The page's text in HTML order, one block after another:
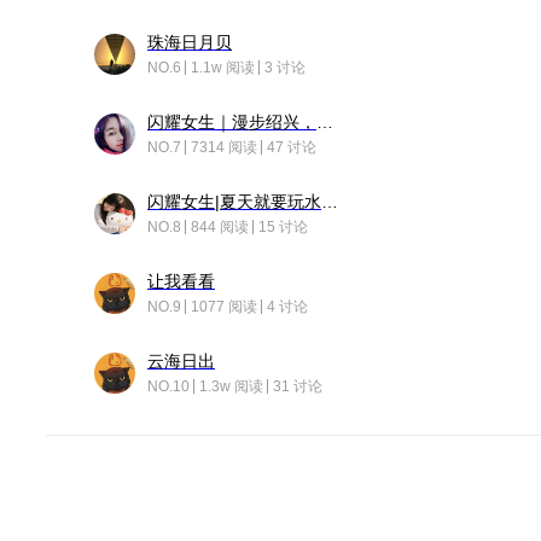
珠海日月贝
NO.6 1.1w 阅读 3 讨论
NO.7 7314 阅读 47 讨论
NO.8 844 阅读 15 讨论
让我看看
NO.9 1077 阅读 4 讨论
云海日出
NO.10 1.3w 阅读 31 讨论